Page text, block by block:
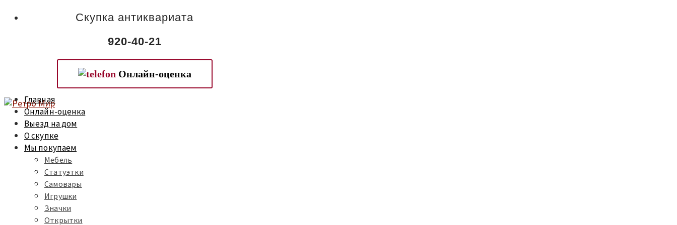
Скупка антиквариата
920-40-21
Онлайн-оценка
Главная
Онлайн-оценка
Выезд на дом
О скупке
Мы покупаем
Мебель
Статуэтки
Самовары
Игрушки
Значки
Открытки